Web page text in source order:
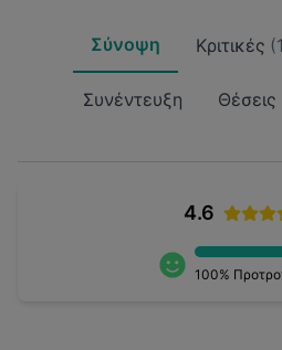
Σύνοψη Κριτικές (1
Συνέντευξη Θέσεις
4.6
100%